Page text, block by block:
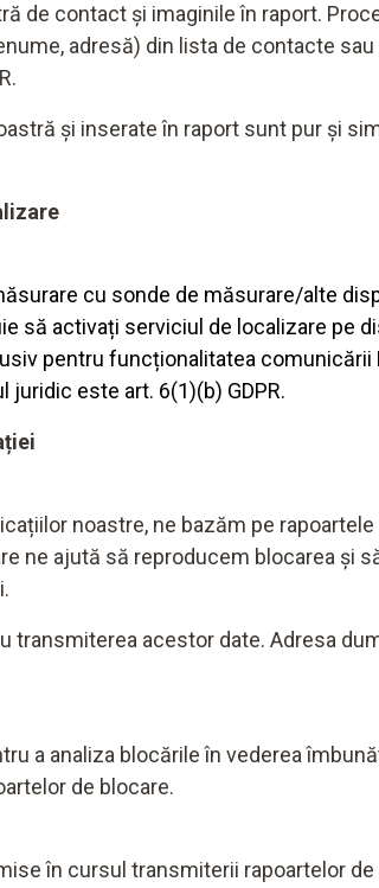
de contact și imaginile în raport.
adresă) din lista de contacte
și inserate în raport sunt pur și
cu sonde de măsurare/alte
să activați serviciul de localizare pe
pentru funcționalitatea
este art. 6(1)(b) GDPR.
noastre, ne bazăm pe
ne ajută să reproducem blocarea și
transmiterea acestor date. Adresa
a analiza blocările în vederea
de blocare.
în cursul transmiterii rapoartelor